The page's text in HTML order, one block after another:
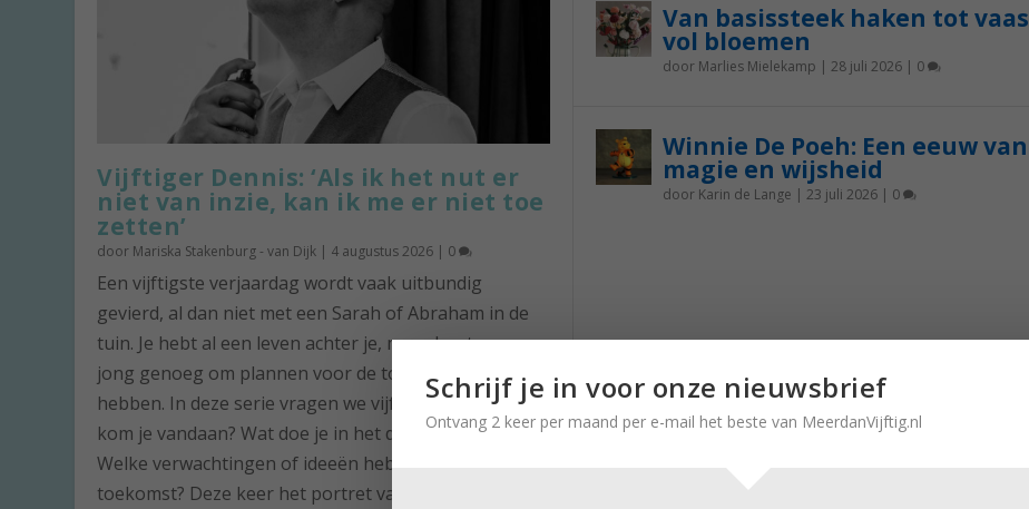
Vijftiger Dennis: ‘Als ik het nut er
niet van inzie, kan ik me er niet toe
zetten’
door Mariska Stakenburg - van Dijk | 4 augustus 2026 | 0
Een vijftigste verjaardag wordt vaak uitbundig
gevierd, al dan niet met een Sarah of Abraham in de
tuin. Je hebt al een leven achter je, maar bent nog
jong genoeg om plannen voor de toekomst te
hebben. In deze serie vragen we vijftigjarigen: waar
kom je vandaan? Wat doe je in het dagelijks leven?
Welke verwachtingen of ideeën heb je voor de
toekomst? Deze keer het portret van de vijftiger
Van basissteek haken tot vaas
vol bloemen
door Marlies Mielekamp | 28 juli 2026| 0
Winnie De Poeh: Een eeuw van
magie en wijsheid
door Karin de Lange | 23 juli 2026| 0
Schrijf je in voor onze nieuwsbrief
Ontvang 2 keer per maand per e-mail het beste van MeerdanVijftig.nl